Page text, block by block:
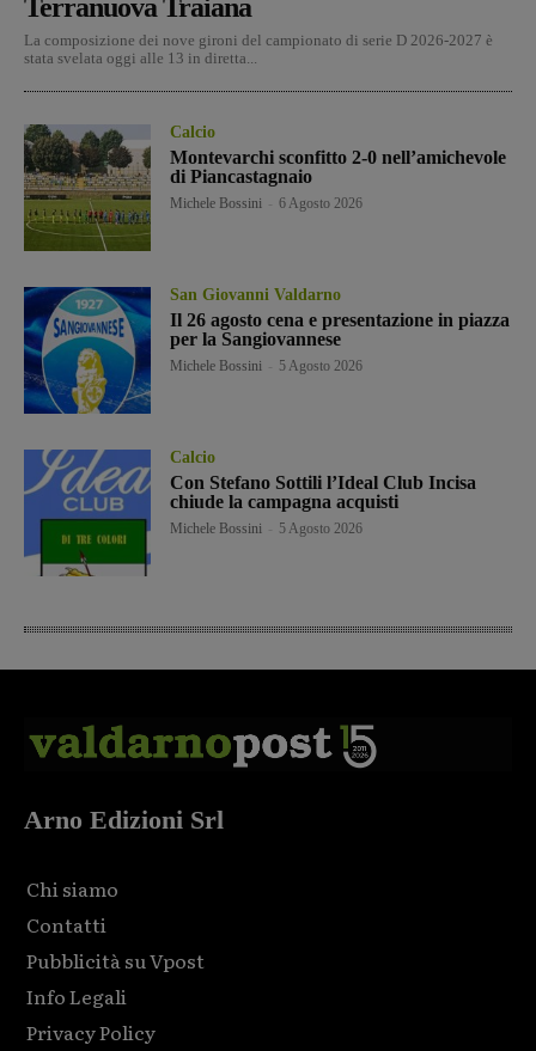
Terranuova Traiana
La composizione dei nove gironi del campionato di serie D 2026-2027 è
stata svelata oggi alle 13 in diretta...
Calcio
Montevarchi sconfitto 2-0 nell’amichevole
di Piancastagnaio
Michele Bossini 6 Agosto 2026
San Giovanni Valdarno
Il 26 agosto cena e presentazione in piazza
per la Sangiovannese
Michele Bossini 5 Agosto 2026
Calcio
Con Stefano Sottili l’Ideal Club Incisa
chiude la campagna acquisti
Michele Bossini 5 Agosto 2026
Arno Edizioni Srl
Chi siamo
Contatti
Pubblicità su Vpost
Info Legali
Privacy Policy